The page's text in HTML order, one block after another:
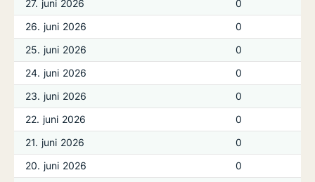
27. juni 2026
0
26. juni 2026
0
25. juni 2026
0
24. juni 2026
0
23. juni 2026
0
22. juni 2026
0
21. juni 2026
0
20. juni 2026
0